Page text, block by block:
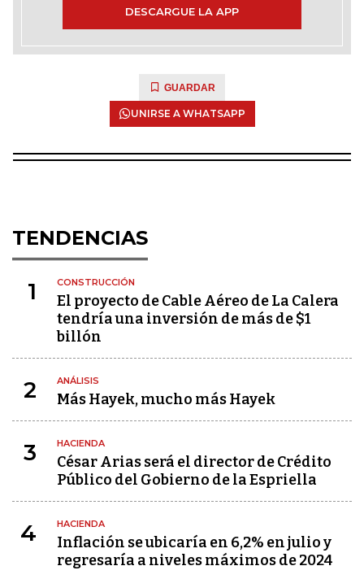
DESCARGUE LA APP
GUARDAR
UNIRSE A WHATSAPP
TENDENCIAS
1 CONSTRUCCIÓN
El proyecto de Cable Aéreo de La Calera
tendría una inversión de más de $1
billón
2 ANÁLISIS
Más Hayek, mucho más Hayek
3 HACIENDA
César Arias será el director de Crédito
Público del Gobierno de la Espriella
4 HACIENDA
Inflación se ubicaría en 6,2% en julio y
regresaría a niveles máximos de 2024